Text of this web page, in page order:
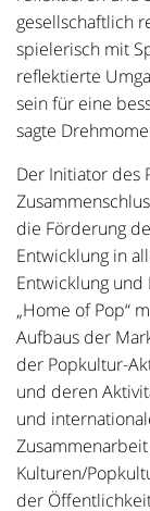
gesellschaftlich
spielerisch mit
reflektierte
sein für eine
sagte
Der Initiator des
die Förderung
Entwicklung in
Entwicklung
„Home of Pop“
Aufbaus der
der Popkultur-
und deren
und
Kulturen/
der